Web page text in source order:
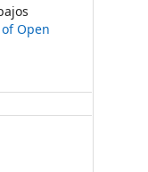
Open